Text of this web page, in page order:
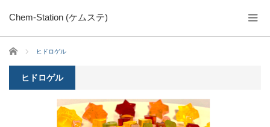
Chem-Station (ケムステ)
ホーム ヒドロゲル
ヒドロゲル